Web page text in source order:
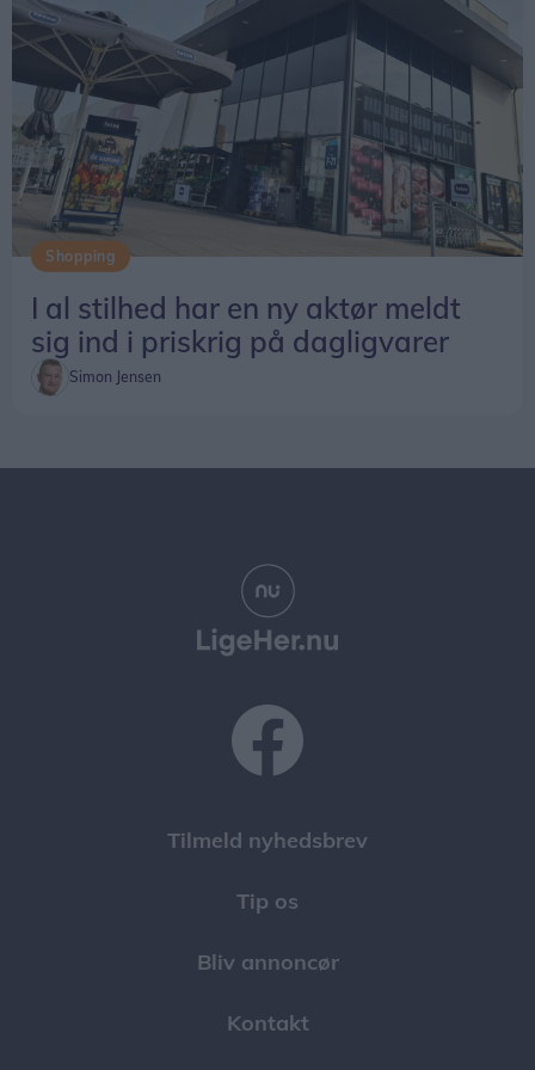
Shopping
I al stilhed har en ny aktør meldt
sig ind i priskrig på dagligvarer
Simon Jensen
Tilmeld nyhedsbrev
Tip os
Bliv annoncør
Kontakt